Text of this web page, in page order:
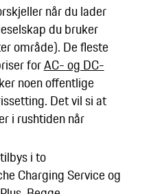
når du lader
du bruker
område). De fleste
forAC- og DC-
noen offentlige
Det vil si at
i rushtiden når
tilbys i to
Charging Service og